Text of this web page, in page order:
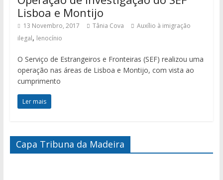
Lisboa e Montijo
13 Novembro, 2017 Tânia Cova
Auxílio à imigração
ilegal, lenocínio
O Serviço de Estrangeiros e Fronteiras (SEF) realizou uma
operação nas áreas de Lisboa e Montijo, com vista ao
cumprimento
Ler mais
Capa Tribuna da Madeira